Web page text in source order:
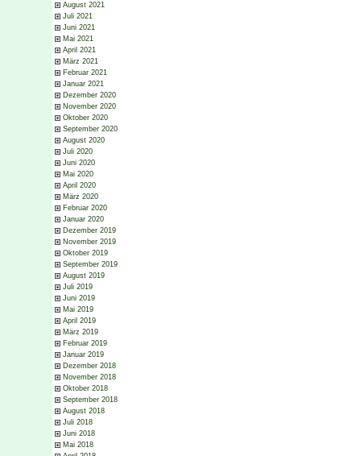
August 2021
Juli 2021
Juni 2021
Mai 2021
April 2021
März 2021
Februar 2021
Januar 2021
Dezember 2020
November 2020
Oktober 2020
September 2020
August 2020
Juli 2020
Juni 2020
Mai 2020
April 2020
März 2020
Februar 2020
Januar 2020
Dezember 2019
November 2019
Oktober 2019
September 2019
August 2019
Juli 2019
Juni 2019
Mai 2019
April 2019
März 2019
Februar 2019
Januar 2019
Dezember 2018
November 2018
Oktober 2018
September 2018
August 2018
Juli 2018
Juni 2018
Mai 2018